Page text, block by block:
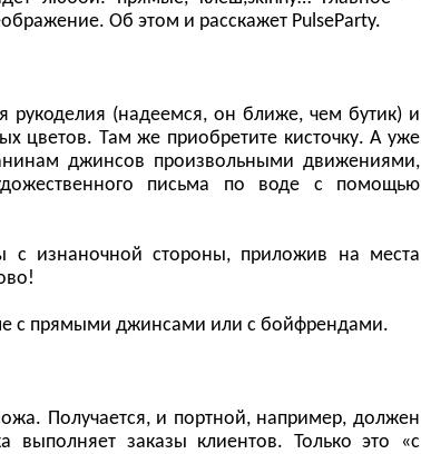
Об этом и расскажет PulseParty.
(надеемся, он ближе, чем бутик) и
цветов. Там же приобретите кисточку. А уже
джинсов произвольными движениями,
письма по воде с помощью
с изнаночной стороны, приложив на места
с прямыми джинсами или с бойфрендами.
Получается, и портной, например, должен
выполняет заказы клиентов. Только это «с